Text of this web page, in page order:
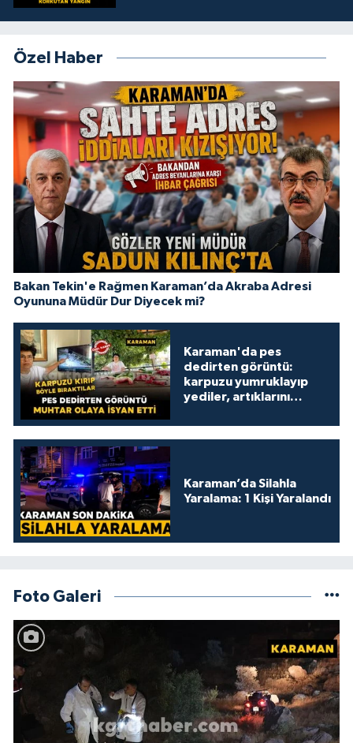
Özel Haber
Bakan Tekin'e Rağmen Karaman’da Akraba Adresi
Oyununa Müdür Dur Diyecek mi?
Karaman'da pes
dedirten görüntü:
karpuzu yumruklayıp
yediler, artıklarını
Karaman’da Silahla
Yaralama: 1 Kişi Yaralandı
Foto Galeri